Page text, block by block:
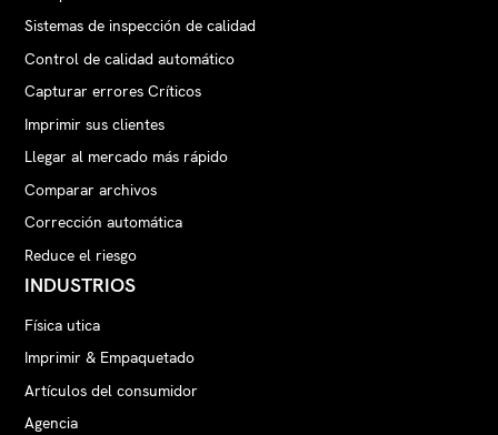
Sistemas de inspección de calidad
Control de calidad automático
Capturar errores Críticos
Imprimir sus clientes
Llegar al mercado más rápido
Comparar archivos
Corrección automática
Reduce el riesgo
INDUSTRIOS
Física utica
Imprimir & Empaquetado
Artículos del consumidor
Agencia